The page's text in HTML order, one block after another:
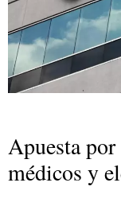
Apuesta
médicos y